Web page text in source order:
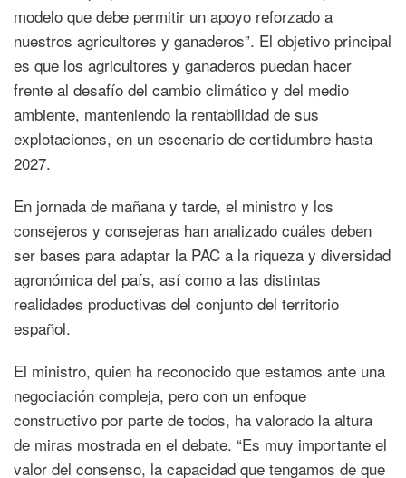
modelo que debe permitir un apoyo reforzado a
nuestros agricultores y ganaderos”. El objetivo principal
es que los agricultores y ganaderos puedan hacer
frente al desafío del cambio climático y del medio
ambiente, manteniendo la rentabilidad de sus
explotaciones, en un escenario de certidumbre hasta
2027.
En jornada de mañana y tarde, el ministro y los
consejeros y consejeras han analizado cuáles deben
ser bases para adaptar la PAC a la riqueza y diversidad
agronómica del país, así como a las distintas
realidades productivas del conjunto del territorio
español.
El ministro, quien ha reconocido que estamos ante una
negociación compleja, pero con un enfoque
constructivo por parte de todos, ha valorado la altura
de miras mostrada en el debate. “Es muy importante el
valor del consenso, la capacidad que tengamos de que